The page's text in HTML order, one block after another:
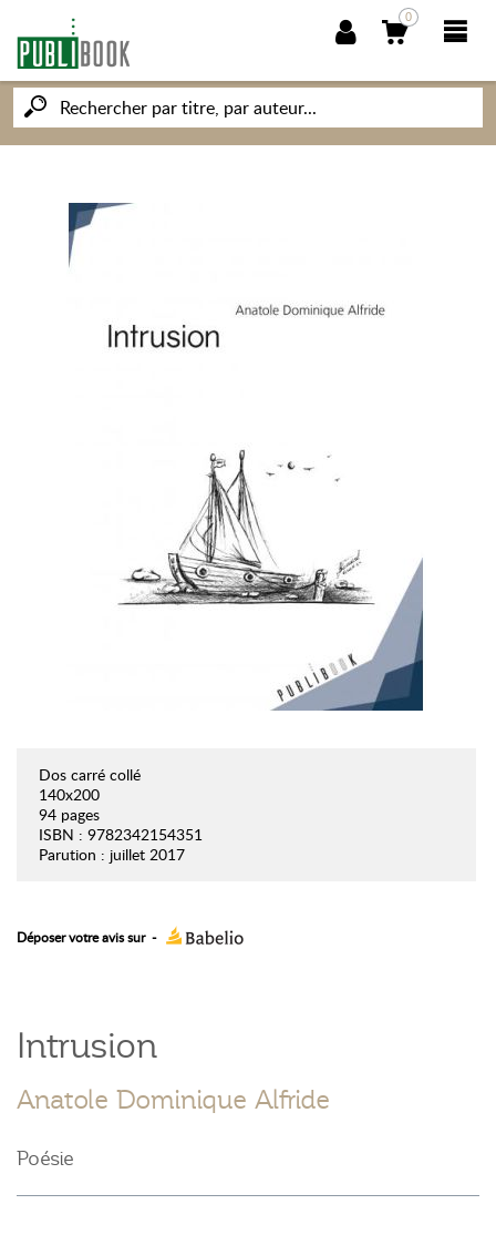
0
NOUVEAUTÉS
CONNAISSANCES ET SAVOIRS
Dos carré collé
140x200
94 pages
ISBN : 9782342154351
Parution : juillet 2017
Déposer votre avis sur -
Intrusion
Anatole Dominique Alfride
Poésie